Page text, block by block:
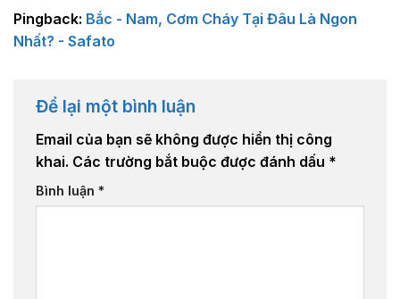
Pingback: Bắc - Nam, Cơm Cháy Tại Đâu Là Ngon
Nhất? - Safato
Để lại một bình luận
Email của bạn sẽ không được hiển thị công
khai. Các trường bắt buộc được đánh dấu *
Bình luận *